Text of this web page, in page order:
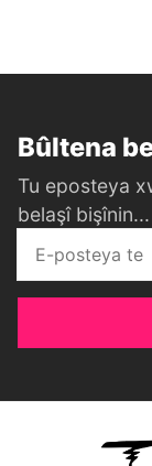
Bûltena
Tu eposteya
belaşî bişînin...